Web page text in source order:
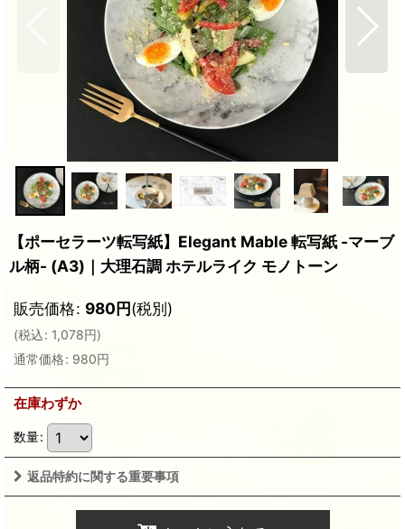
【ポーセラーツ転写紙】Elegant Mable 転写紙 -マーブ
ル柄- (A3)｜大理石調 ホテルライク モノトーン
販売価格: 980円(税別)
(税込: 1,078円)
通常価格: 980円
在庫わずか
数量:
返品特約に関する重要事項